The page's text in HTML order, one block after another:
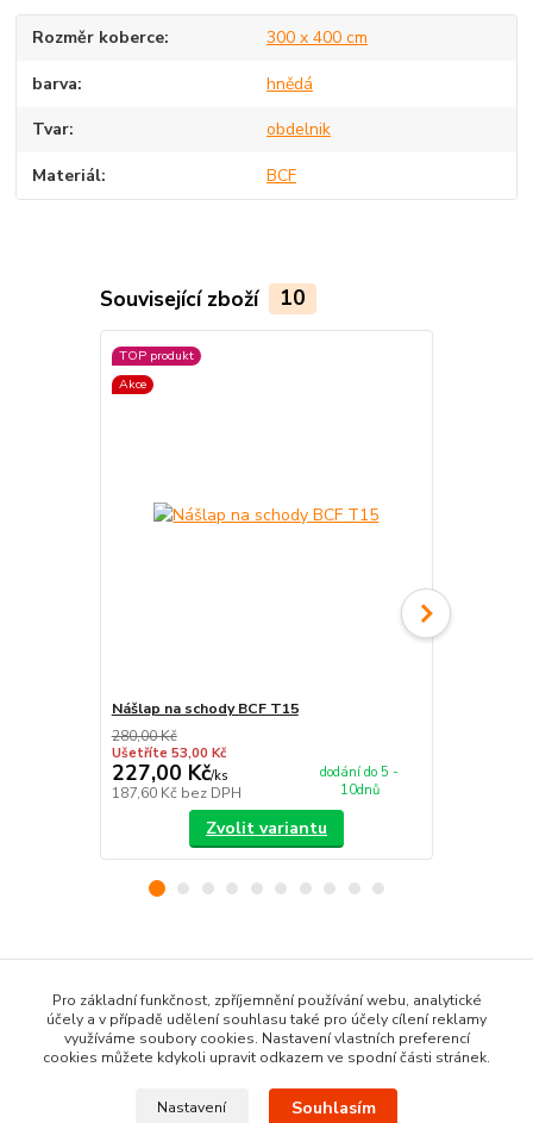
Rozměr koberce 300 x 400 cm
barva hnědá
Tvar obdelnik
Materiál BCF
Související zboží 10
TOP produkt
Akce
Nášlap na schody BCF T15
280,00 Kč
Ušetříte 53,00 Kč
227,00 Kč/ks
187,60 Kč bez DPH
dodání do 5 -
10dnů
Zvolit variantu
Kusové koberce
BCF koberce
Pro základní funkčnost, zpříjemnění používání webu, analytické
účely a v případě udělení souhlasu také pro účely cílení reklamy
využíváme soubory cookies. Nastavení vlastních preferencí
cookies můžete kdykoli upravit odkazem ve spodní části stránek.
Nastavení Souhlasím